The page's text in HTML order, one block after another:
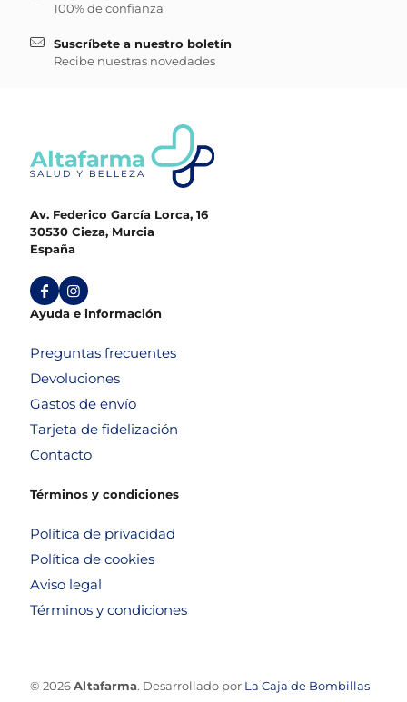
100% de confianza
Suscríbete a nuestro boletín
Recibe nuestras novedades
Av. Federico García Lorca, 16
30530 Cieza, Murcia
España
Ayuda e información
Preguntas frecuentes
Devoluciones
Gastos de envío
Tarjeta de fidelización
Contacto
Términos y condiciones
Política de privacidad
Política de cookies
Aviso legal
Términos y condiciones
© 2026Altafarma. Desarrollado por La Caja de Bombillas